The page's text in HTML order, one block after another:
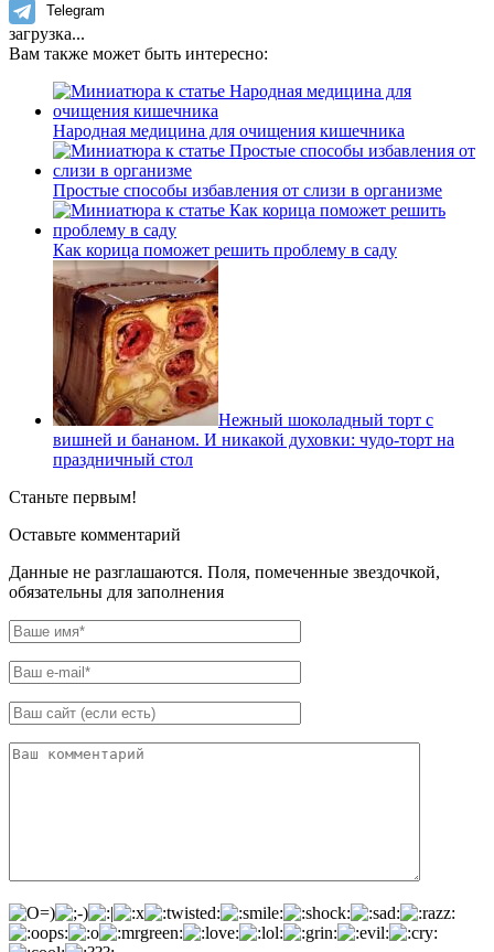
Telegram
загрузка...
Вам также может быть интересно:
Народная медицина для очищения кишечника
Простые способы избавления от слизи в организме
Как корица поможет решить проблему в саду
Нежный шоколадный торт с
вишней и бананом. И никакой духовки: чудо-торт на
праздничный стол
Станьте первым!
Оставьте комментарий
Данные не разглашаются. Поля, помеченные звездочкой,
обязательны для заполнения